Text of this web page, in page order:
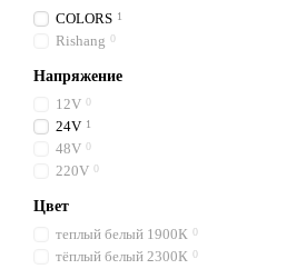
COLORS 1
Rishang 0
Напряжение
12V 0
24V 1
48V 0
220V 0
Цвет
теплый белый 1900К 0
тёплый белый 2300К 0